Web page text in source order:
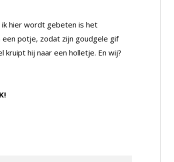
ik hier wordt gebeten is het
een potje, zodat zijn goudgele gif
kruipt hij naar een holletje. En wij?